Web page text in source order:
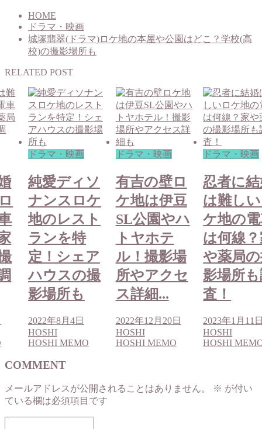
HOME
ドラマ・映画
城塚翡翠(ドラマ)ロケ地の本屋や公園はどこ？学校(高
校)の撮影場所も
RELATED POST
ドラマ・映画
純愛ディソ
ナンスロケ
地のレスト
ランを特
定！シェア
ハウスの撮
影場所も
2022年8月4日
HOSHI
HOSHI MEMO
ドラマ・映画
有吉の壁ロ
ケ地は伊豆
SL公園やハ
トヤホテ
ル！撮影場
所やアクセ
ス詳細...
2022年12月20日
HOSHI
HOSHI MEMO
ドラマ・映画
忍者に
は難し
ケ地の
は何線
や薬局
影場所
査！
2023年1月11
HOSHI
HOSHI
COMMENT
メールアドレスが公開されることはありません。 ※ が付い
ている欄は必須項目です